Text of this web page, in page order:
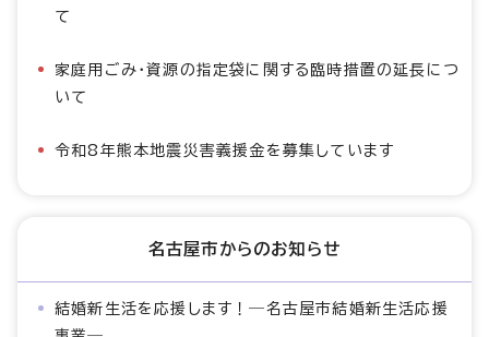
て
家庭用ごみ・資源の指定袋に関する臨時措置の延長につ
いて
令和8年熊本地震災害義援金を募集しています
名古屋市からのお知らせ
結婚新生活を応援します！―名古屋市結婚新生活応援